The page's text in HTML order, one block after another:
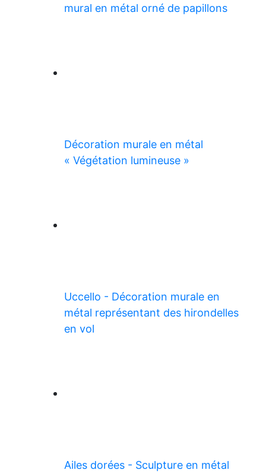
mural en métal orné de papillons
Décoration murale en métal
« Végétation lumineuse »
Uccello - Décoration murale en
métal représentant des hirondelles
en vol
Ailes dorées - Sculpture en métal